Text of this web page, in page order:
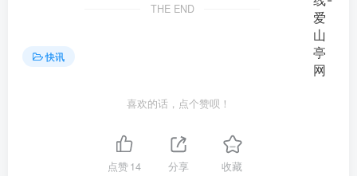
THE END
快讯
喜欢的话，点个赞呗！
点赞14 分享 收藏